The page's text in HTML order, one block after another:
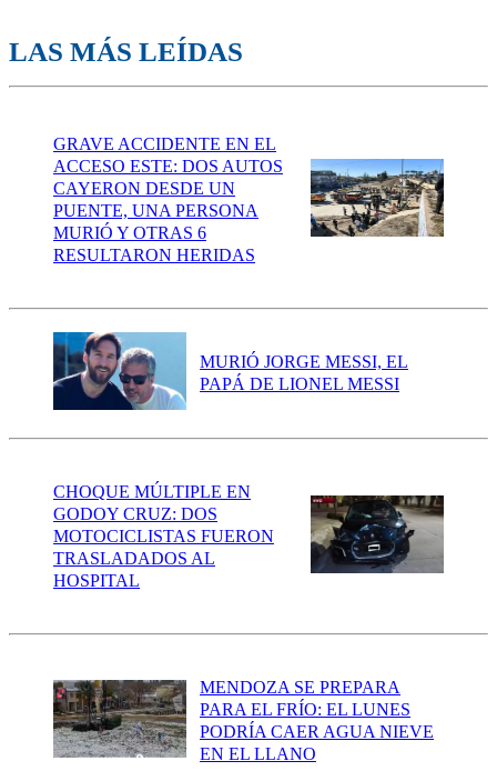
LAS MÁS LEÍDAS
GRAVE ACCIDENTE EN EL
ACCESO ESTE: DOS AUTOS
CAYERON DESDE UN
PUENTE, UNA PERSONA
MURIÓ Y OTRAS 6
RESULTARON HERIDAS
MURIÓ JORGE MESSI, EL
PAPÁ DE LIONEL MESSI
CHOQUE MÚLTIPLE EN
GODOY CRUZ: DOS
MOTOCICLISTAS FUERON
TRASLADADOS AL
HOSPITAL
MENDOZA SE PREPARA
PARA EL FRÍO: EL LUNES
PODRÍA CAER AGUA NIEVE
EN EL LLANO